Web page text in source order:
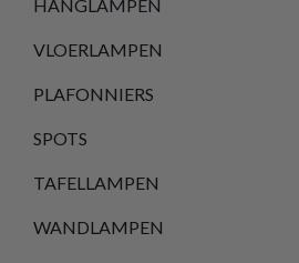
HANGLAMPEN
VLOERLAMPEN
PLAFONNIERS
SPOTS
TAFELLAMPEN
WANDLAMPEN